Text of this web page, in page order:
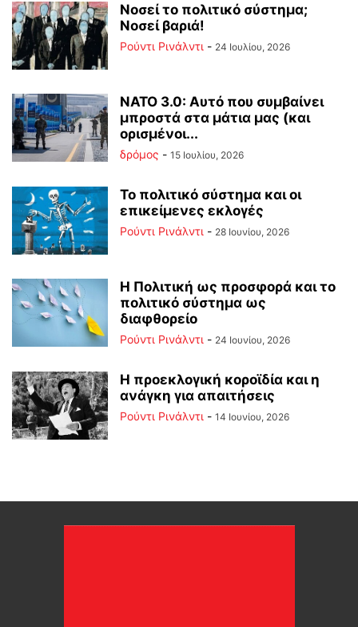
Νοσεί το πολιτικό σύστημα;
Νοσεί βαριά!
Ρούντι Ρινάλντι - 24 Ιουλίου, 2026
ΝΑΤΟ 3.0: Αυτό που συμβαίνει
μπροστά στα μάτια μας (και
ορισμένοι...
δρόμος - 15 Ιουλίου, 2026
Το πολιτικό σύστημα και οι
επικείμενες εκλογές
Ρούντι Ρινάλντι - 28 Ιουνίου, 2026
Η Πολιτική ως προσφορά και το
πολιτικό σύστημα ως
διαφθορείο
Ρούντι Ρινάλντι - 24 Ιουνίου, 2026
Η προεκλογική κοροϊδία και η
ανάγκη για απαιτήσεις
Ρούντι Ρινάλντι - 14 Ιουνίου, 2026